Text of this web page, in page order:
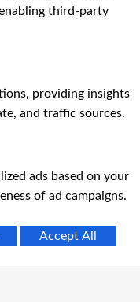
third-party
providing insights
and traffic sources.
ads based on your
of ad campaigns.
Accept All